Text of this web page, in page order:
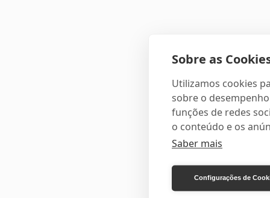
Sobre as
Utilizamos cookies
sobre o
funções de redes
o conteúdo e os
Saber mais
Configurações de